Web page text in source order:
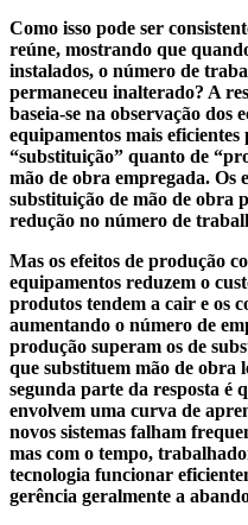
Como isso pode ser
reúne, mostrando que
instalados, o número de
permaneceu inalterado? A
baseia-se na observação dos
equipamentos mais
“substituição” quanto de
mão de obra empregada. Os
substituição de mão de obra
redução no número de
Mas os efeitos de produção
equipamentos reduzem o
produtos tendem a cair e os
aumentando o número de
produção superam os de
que substituem mão de obra
segunda parte da resposta é
envolvem uma curva de
novos sistemas falham
mas com o tempo,
tecnologia funcionar
gerência geralmente a